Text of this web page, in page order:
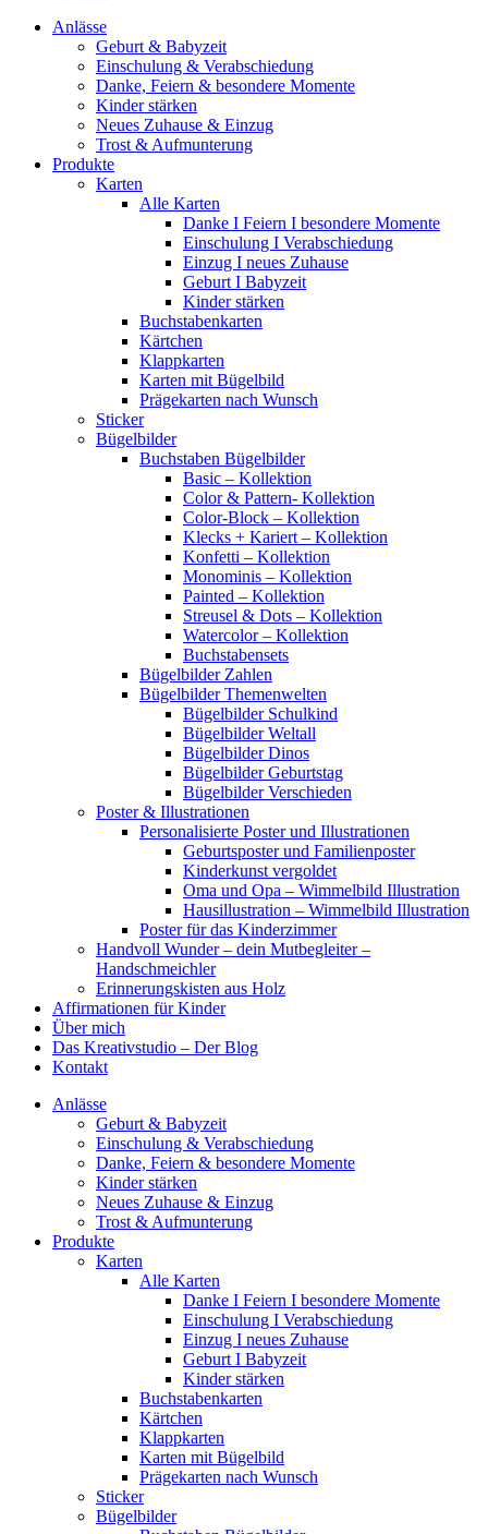
Anlässe
Geburt & Babyzeit
Einschulung & Verabschiedung
Danke, Feiern & besondere Momente
Kinder stärken
Neues Zuhause & Einzug
Trost & Aufmunterung
Produkte
Karten
Alle Karten
Danke I Feiern I besondere Momente
Einschulung I Verabschiedung
Einzug I neues Zuhause
Geburt I Babyzeit
Kinder stärken
Buchstabenkarten
Kärtchen
Klappkarten
Karten mit Bügelbild
Prägekarten nach Wunsch
Sticker
Bügelbilder
Buchstaben Bügelbilder
Basic – Kollektion
Color & Pattern- Kollektion
Color-Block – Kollektion
Klecks + Kariert – Kollektion
Konfetti – Kollektion
Monominis – Kollektion
Painted – Kollektion
Streusel & Dots – Kollektion
Watercolor – Kollektion
Buchstabensets
Bügelbilder Zahlen
Bügelbilder Themenwelten
Bügelbilder Schulkind
Bügelbilder Weltall
Bügelbilder Dinos
Bügelbilder Geburtstag
Bügelbilder Verschieden
Poster & Illustrationen
Personalisierte Poster und Illustrationen
Geburtsposter und Familienposter
Kinderkunst vergoldet
Oma und Opa – Wimmelbild Illustration
Hausillustration – Wimmelbild Illustration
Poster für das Kinderzimmer
Handvoll Wunder – dein Mutbegleiter –
Handschmeichler
Erinnerungskisten aus Holz
Affirmationen für Kinder
Über mich
Das Kreativstudio – Der Blog
Kontakt
Anlässe
Geburt & Babyzeit
Einschulung & Verabschiedung
Danke, Feiern & besondere Momente
Kinder stärken
Neues Zuhause & Einzug
Trost & Aufmunterung
Produkte
Karten
Alle Karten
Danke I Feiern I besondere Momente
Einschulung I Verabschiedung
Einzug I neues Zuhause
Geburt I Babyzeit
Kinder stärken
Buchstabenkarten
Kärtchen
Klappkarten
Karten mit Bügelbild
Prägekarten nach Wunsch
Sticker
Bügelbilder